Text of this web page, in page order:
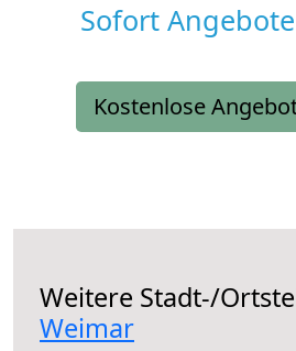
Sofort
Kostenlose
Weitere Stadt-/
Weimar